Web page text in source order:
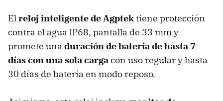
Elreloj inteligente de Agptektiene protección
contra el agua IP68, pantalla de 33 mm y
promete una duración de batería de hasta 7
días con una sola cargacon uso regular y hasta
30 días de batería en modo reposo.